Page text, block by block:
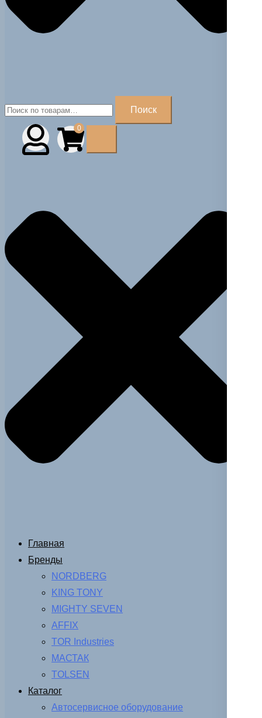
Искать:
Поиск
0
Главная
Бренды
NORDBERG
KING TONY
MIGHTY SEVEN
AFFIX
TOR Industries
МАСТАК
TOLSEN
Каталог
Автосервисное оборудование